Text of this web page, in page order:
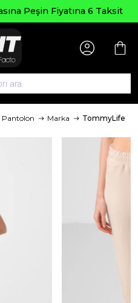
Peşin Fiyatına 6 Taksit
Pantolon Marka TommyLife